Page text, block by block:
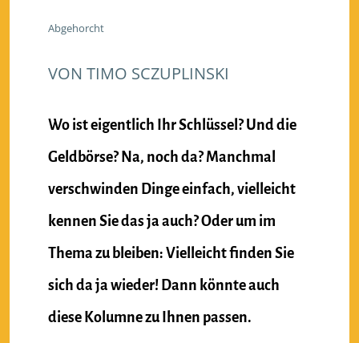
Abgehorcht
VON TIMO SCZUPLINSKI
Wo ist eigentlich Ihr Schlüssel? Und die
Geldbörse? Na, noch da? Manchmal
verschwinden Dinge einfach, vielleicht
kennen Sie das ja auch? Oder um im
Thema zu bleiben: Vielleicht finden Sie
sich da ja wieder! Dann könnte auch
diese Kolumne zu Ihnen passen.